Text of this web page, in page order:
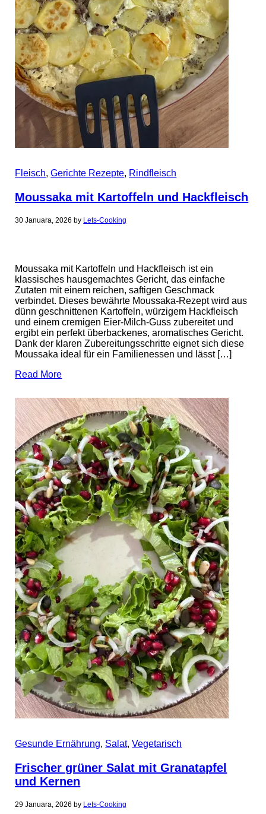
Fleisch,Gerichte Rezepte, Rindfleisch
Moussaka mit Kartoffeln und Hackfleisch
30 Januara, 2026 by Lets-Cooking
Moussaka mit Kartoffeln und Hackfleisch ist ein
klassisches hausgemachtes Gericht, das einfache
Zutaten mit einem reichen, saftigen Geschmack
verbindet. Dieses bewährte Moussaka-Rezept wird aus
dünn geschnittenen Kartoffeln, würzigem Hackfleisch
und einem cremigen Eier-Milch-Guss zubereitet und
ergibt ein perfekt überbackenes, aromatisches Gericht.
Dank der klaren Zubereitungsschritte eignet sich diese
Moussaka ideal für ein Familienessen und lässt […]
Read More
Gesunde Ernährung, Salat,Vegetarisch
Frischer grüner Salat mit Granatapfel
und Kernen
29 Januara, 2026 by Lets-Cooking